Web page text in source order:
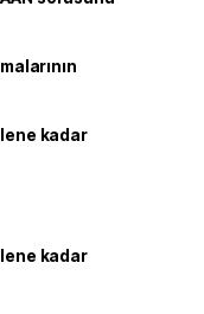
kadar
kadar